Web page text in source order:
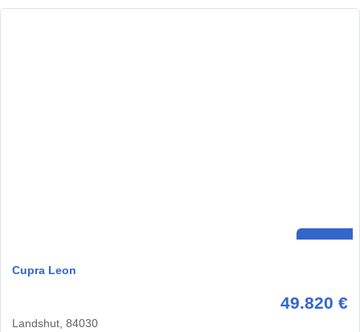
Cupra Leon
49.820 €
Landshut, 84030